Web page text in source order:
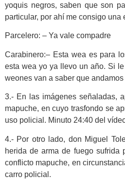
yoquis negros, saben que son
particular, por ahí me consigo una
Parcelero: – Ya vale compadre
Carabinero:– Esta wea es para
esta wea yo ya llevo un año. Si
weones van a saber que
3.- En las imágenes señaladas,
mapuche, en cuyo trasfondo se
uso policial. Minuto 24:40 del
4.- Por otro lado, don Miguel
herida de arma de fuego sufrida
conflicto mapuche, en
carro policial.